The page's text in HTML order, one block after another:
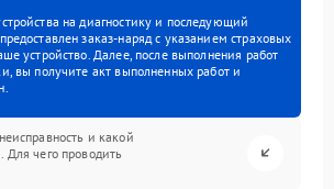
на диагностику и последующий
заказ-наряд с указанием страховых
устройство. Далее, после выполнения работ
вы получите акт выполненных работ и
и какой
Для чего проводить